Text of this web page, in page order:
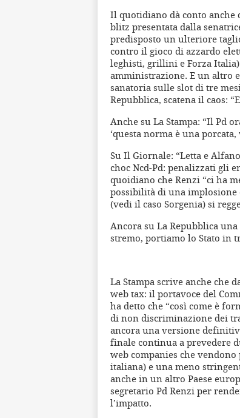
Il quotidiano dà conto anche
blitz presentata dalla
predisposto un ulteriore
contro il gioco di azzardo
leghisti, grillini e Forza
amministrazione. E un altro
sanatoria sulle slot di tre
Repubblica, scatena il caos:
Anche su La Stampa: “Il Pd
‘questa norma è una porcata,
Su Il Giornale: “Letta e
choc Ncd-Pd: penalizzati gli
quoidiano che Renzi “ci ha
possibilità di una implosione
(vedi il caso Sorgenia) si
Ancora su La Repubblica
stremo, portiamo lo Stato in
La Stampa scrive anche che
web tax: il portavoce del
ha detto che “così come è
di non discriminazione dei
ancora una versione
finale continua a prevedere
web companies che
italiana) e una meno
anche in un altro Paese
segretario Pd Renzi per
l’impatto.